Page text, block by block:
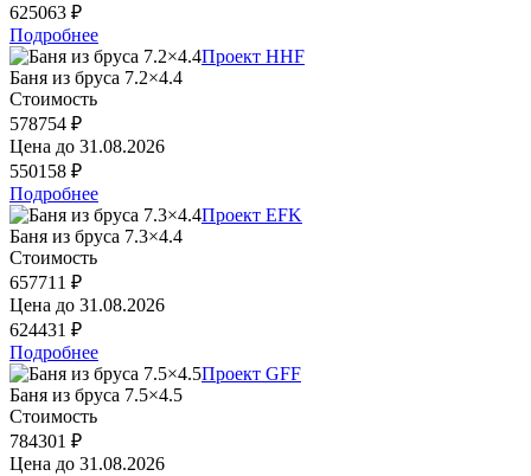
625063 ₽
Подробнее
Проект HHF
Баня из бруса 7.2×4.4
Стоимость
578754 ₽
Цена до 31.08.2026
550158 ₽
Подробнее
Проект EFK
Баня из бруса 7.3×4.4
Стоимость
657711 ₽
Цена до 31.08.2026
624431 ₽
Подробнее
Проект GFF
Баня из бруса 7.5×4.5
Стоимость
784301 ₽
Цена до 31.08.2026